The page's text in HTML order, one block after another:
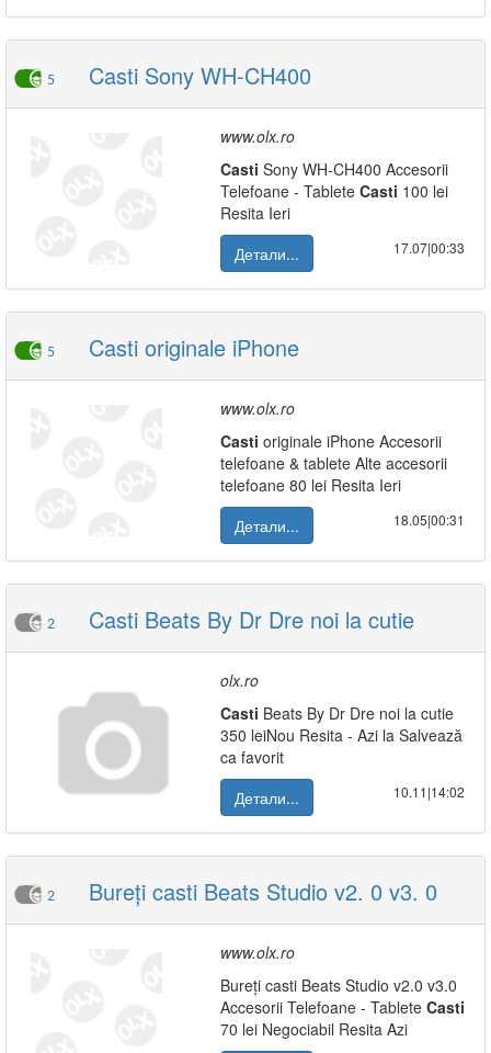
5 Casti Sony WH-CH400
www.olx.ro
Casti Sony WH-CH400 Accesorii
Telefoane - Tablete Casti 100 lei
Resita Ieri
Детали...
17.07|00:33
5 Casti originale iPhone
www.olx.ro
Casti originale iPhone Accesorii
telefoane & tablete Alte accesorii
telefoane 80 lei Resita Ieri
Детали...
18.05|00:31
2 Casti Beats By Dr Dre noi la cutie
olx.ro
Casti Beats By Dr Dre noi la cutie
350 leiNou Resita - Azi la Salvează
ca favorit
Детали...
10.11|14:02
2 Bureți casti Beats Studio v2. 0 v3. 0
www.olx.ro
Bureți casti Beats Studio v2.0 v3.0
Accesorii Telefoane - Tablete Casti
70 lei Negociabil Resita Azi